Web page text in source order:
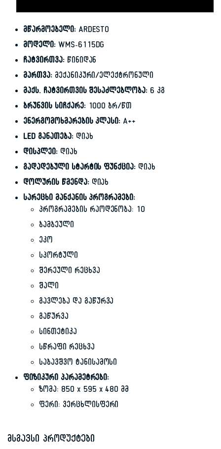
მწარმოებელი:ARDESTO
მოდელი:WMS-6115DG
ჩატვირთვა:წინიდან
მართვა:მექანიკური/ელექტრონული
მაქს. ჩატვირთვის შესაძლებლობა: 6 კგ
ბრუნვის სიჩქარე:1000 ბრ/წთ
ენერგომოხმარების კლასი: A++
LED განათება:დიახ
დისპლეი:დიახ
გადადებული სტარტის ფუნქცია: დიახ
დოლურის წმენდა:დიახ
სარეცხი მანქანის პროგრამები:
პროგრამების რაოდენობა: 10
ბამბეული
ეკო
სპორტული
შერეული რეცხვა
შალი
გავლება და გაწურვა
გაწურვა
სინთეტიკა
სწრაფი რეცხვა
საბავშვო ტანისამოსი
ფიზიკური პარამეტრები:
ზომა: 850 x 595 x 480 მმ
ფერი: ვერცხლისფერი
მსგავსი პროდუქტები